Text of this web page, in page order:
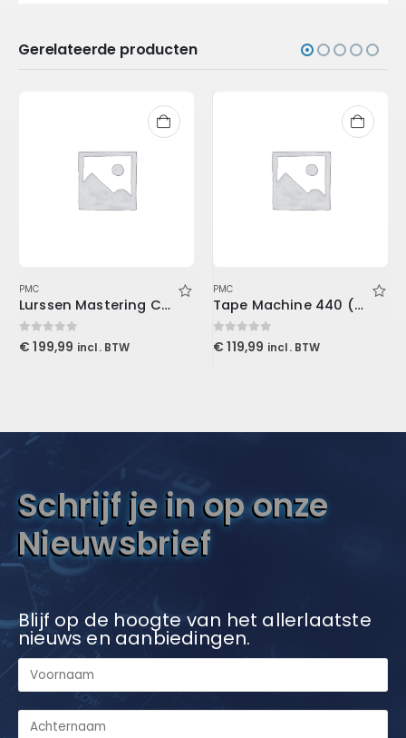
Gerelateerde producten
PMC
Lurssen Mastering Console (Download)
0out of 5
€ 199,99 incl. BTW
PMC
Tape Machine 440 (Download)
0out of 5
€ 119,99 incl. BTW
Schrijf je in op onze
Nieuwsbrief
Blijf op de hoogte van het allerlaatste
nieuws en aanbiedingen.